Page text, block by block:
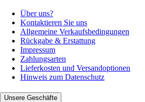
Über uns?
Kontaktieren Sie uns
Allgemeine Verkaufsbedingungen
Rückgabe & Erstattung
Impressum
Zahlungsarten
Lieferkosten und Versandoptionen
Hinweis zum Datenschutz
Unsere Geschäfte